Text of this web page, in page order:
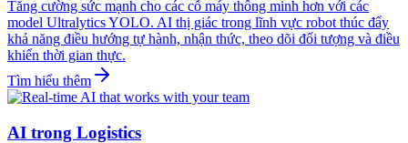
Tăng cường sức mạnh cho các cỗ máy thông minh hơn với các
model Ultralytics YOLO. AI thị giác trong lĩnh vực robot thúc đẩy
khả năng điều hướng tự hành, nhận thức, theo dõi đối tượng và điều
khiển thời gian thực.
Tìm hiểu thêm
AI trong Logistics